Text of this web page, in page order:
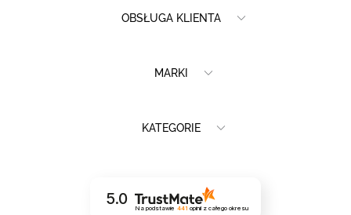
OBSŁUGA KLIENTA
MARKI
KATEGORIE
5.0
Na podstawie 441 opinii z całego okresu